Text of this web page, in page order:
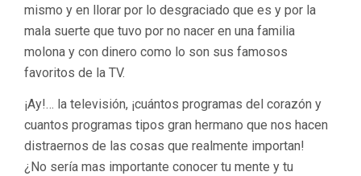
mismo y en llorar por lo desgraciado que es y por la
mala suerte que tuvo por no nacer en una familia
molona y con dinero como lo son sus famosos
favoritos de la TV.
¡Ay!… la televisión, ¡cuántos programas del corazón y
cuantos programas tipos gran hermano que nos hacen
distraernos de las cosas que realmente importan!
¿No sería mas importante conocer tu mente y tu